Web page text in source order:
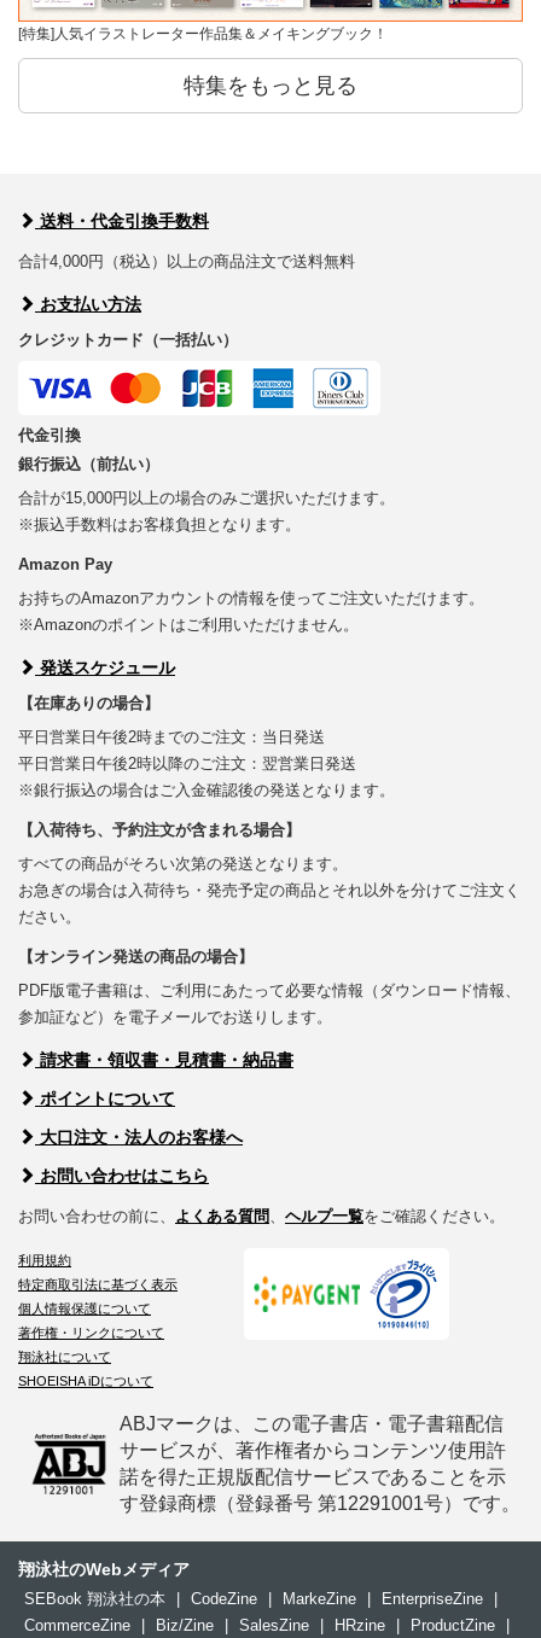
[特集]人気イラストレーター作品集＆メイキングブック！
特集をもっと見る
送料・代金引換手数料
合計4,000円（税込）以上の商品注文で送料無料
お支払い方法
クレジットカード（一括払い）
代金引換
銀行振込（前払い）
合計が15,000円以上の場合のみご選択いただけます。
※振込手数料はお客様負担となります。
Amazon Pay
お持ちのAmazonアカウントの情報を使ってご注文いただけます。
※Amazonのポイントはご利用いただけません。
発送スケジュール
【在庫ありの場合】
平日営業日午後2時までのご注文：当日発送
平日営業日午後2時以降のご注文：翌営業日発送
※銀行振込の場合はご入金確認後の発送となります。
【入荷待ち、予約注文が含まれる場合】
すべての商品がそろい次第の発送となります。
お急ぎの場合は入荷待ち・発売予定の商品とそれ以外を分けてご注文く
ださい。
【オンライン発送の商品の場合】
PDF版電子書籍は、ご利用にあたって必要な情報（ダウンロード情報、
参加証など）を電子メールでお送りします。
請求書・領収書・見積書・納品書
ポイントについて
大口注文・法人のお客様へ
お問い合わせはこちら
お問い合わせの前に、 よくある質問 ヘルプ一覧をご確認ください。
利用規約
特定商取引法に基づく表示
個人情報保護について
著作権・リンクについて
翔泳社について
SHOEISHA iDについて
ABJマークは、この電子書店・電子書籍配信
サービスが、著作権者からコンテンツ使用許
諾を得た正規版配信サービスであることを示
す登録商標（登録番号 第12291001号）です。
翔泳社のWebメディア
SEBook 翔泳社の本 | CodeZine | MarkeZine | EnterpriseZine
|
CommerceZine
| Biz/Zine | SalesZine | HRzine | ProductZine |